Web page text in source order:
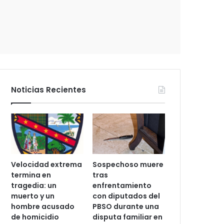
i
o
Noticias Recientes
Velocidad extrema
termina en
tragedia: un
muerto y un
hombre acusado
de homicidio
Sospechoso muere
tras
enfrentamiento
con diputados del
PBSO durante una
disputa familiar en